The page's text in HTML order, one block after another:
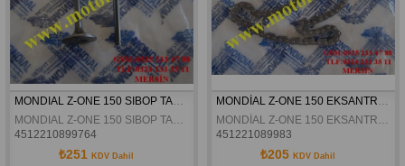
MONDIAL Z-ONE 150 SIBOP TAKIM ORJINAL
MONDIAL Z-ONE 150 SIBOP TAKIM ORJINAL
4512210899764
₺251 KDV Dahil
451221089983
₺205 KDV Dahil